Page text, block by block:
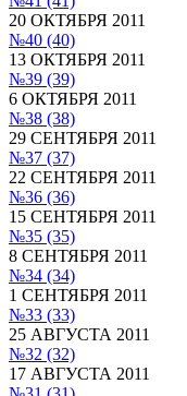
20 ОКТЯБРЯ 2011
№40 (40)
13 ОКТЯБРЯ 2011
№39 (39)
6 ОКТЯБРЯ 2011
№38 (38)
29 СЕНТЯБРЯ 2011
№37 (37)
22 СЕНТЯБРЯ 2011
№36 (36)
15 СЕНТЯБРЯ 2011
№35 (35)
8 СЕНТЯБРЯ 2011
№34 (34)
1 СЕНТЯБРЯ 2011
№33 (33)
25 АВГУСТА 2011
№32 (32)
17 АВГУСТА 2011